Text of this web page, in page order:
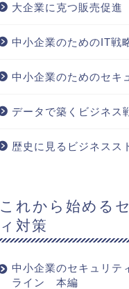
大企業に克つ販売促進
中小企業のためのIT戦
中小企業のためのセキ
データで築くビジネス
歴史に見るビジネスス
これから始める
ィ対策
中小企業のセキュリテ
ライン 本編